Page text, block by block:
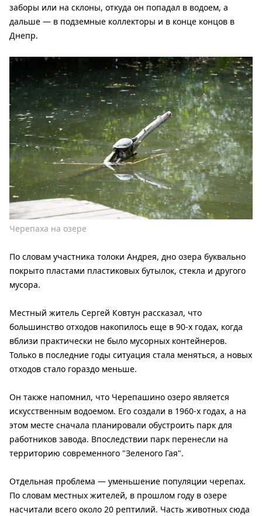
заборы или на склоны, откуда он попадал в водоем, а
дальше — в подземные коллекторы и в конце концов в
Днепр.
Черепаха на озере
По словам участника толоки Андрея, дно озера буквально
покрыто пластами пластиковых бутылок, стекла и другого
мусора.
Местный житель Сергей Ковтун рассказал, что
большинство отходов накопилось еще в 90-х годах, когда
вблизи практически не было мусорных контейнеров.
Только в последние годы ситуация стала меняться, а новых
отходов стало гораздо меньше.
Он также напомнил, что Черепашино озеро является
искусственным водоемом. Его создали в 1960-х годах, а на
этом месте сначала планировали обустроить парк для
работников завода. Впоследствии парк перенесли на
территорию современного "Зеленого Гая".
Отдельная проблема — уменьшение популяции черепах.
По словам местных жителей, в прошлом году в озере
насчитали всего около 20 рептилий. Часть животных сюда